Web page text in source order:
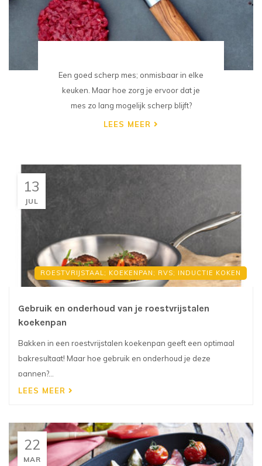
Een goed scherp mes; onmisbaar in elke
keuken. Maar hoe zorg je ervoor dat je
mes zo lang mogelijk scherp blijft?
LEES MEER
13
JUL
ROESTVRIJSTAAL; KOEKENPAN; RVS; INDUCTIE KOKEN
Gebruik en onderhoud van je roestvrijstalen
koekenpan
Bakken in een roestvrijstalen koekenpan geeft een optimaal
bakresultaat! Maar hoe gebruik en onderhoud je deze
pannen?...
LEES MEER
22
MAR